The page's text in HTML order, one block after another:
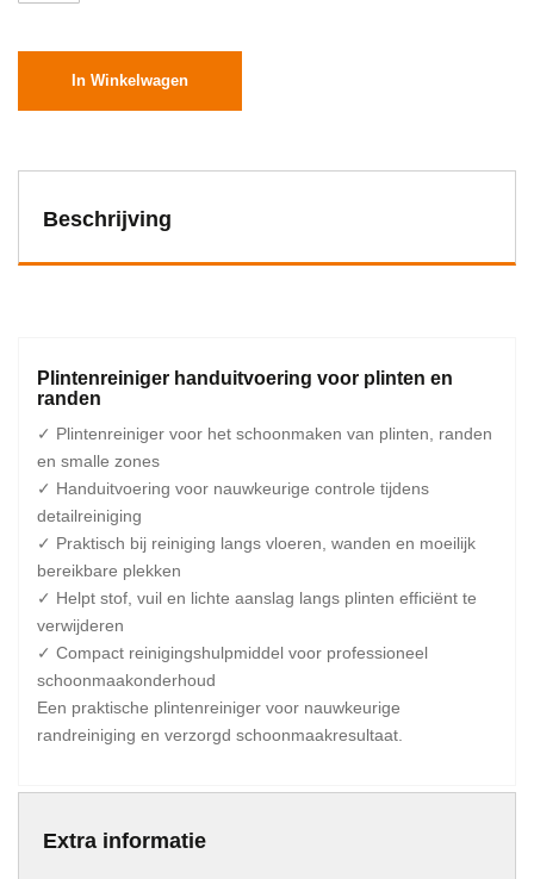
In Winkelwagen
Beschrijving
Plintenreiniger handuitvoering voor plinten en
randen
✓ Plintenreiniger voor het schoonmaken van plinten, randen
en smalle zones
✓ Handuitvoering voor nauwkeurige controle tijdens
detailreiniging
✓ Praktisch bij reiniging langs vloeren, wanden en moeilijk
bereikbare plekken
✓ Helpt stof, vuil en lichte aanslag langs plinten efficiënt te
verwijderen
✓ Compact reinigingshulpmiddel voor professioneel
schoonmaakonderhoud
Een praktische plintenreiniger voor nauwkeurige
randreiniging en verzorgd schoonmaakresultaat.
Extra informatie